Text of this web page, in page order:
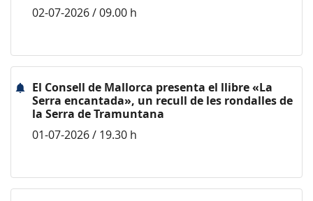
02-07-2026 / 09.00 h
El Consell de Mallorca presenta el llibre «La
Serra encantada», un recull de les rondalles de
la Serra de Tramuntana
01-07-2026 / 19.30 h